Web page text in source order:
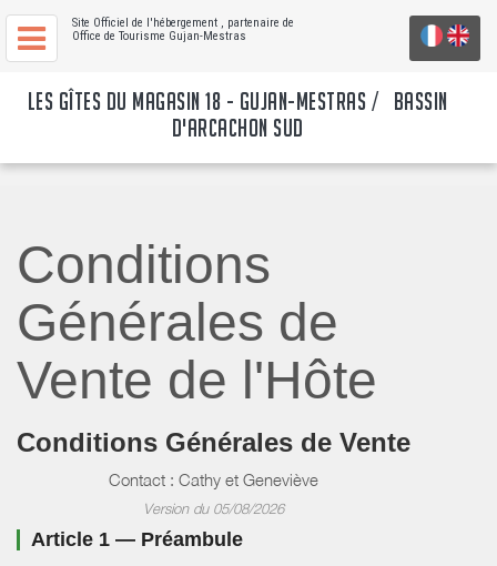
Site Officiel de l'hébergement , partenaire de
Office de Tourisme Gujan-Mestras
LES GÎTES DU MAGASIN 18 - GUJAN-MESTRAS / BASSIN
D'ARCACHON SUD
Conditions
Générales de
Vente de l'Hôte
Conditions Générales de Vente
Contact : Cathy et Geneviève
Version du 05/08/2026
Article 1 — Préambule